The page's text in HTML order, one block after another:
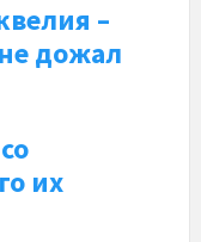
–
дожал
их